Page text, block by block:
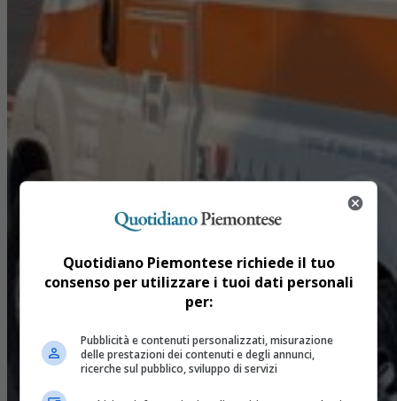
Quotidiano Piemontese richiede il tuo
consenso per utilizzare i tuoi dati personali
per:
Pubblicità e contenuti personalizzati, misurazione
delle prestazioni dei contenuti e degli annunci,
ricerche sul pubblico, sviluppo di servizi